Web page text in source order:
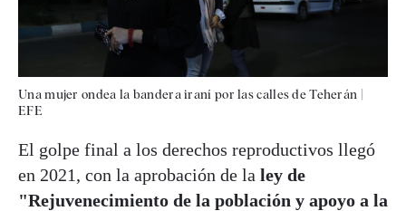
Una mujer ondea la bandera iraní por las calles de Teherán |
EFE
El golpe final a los derechos reproductivos llegó
en 2021, con la aprobación de la ley de
"Rejuvenecimiento de la población y apoyo a la